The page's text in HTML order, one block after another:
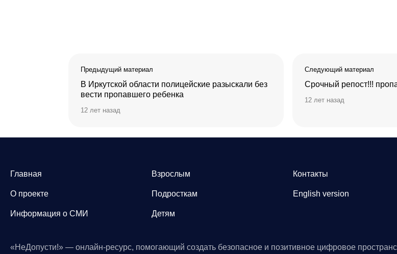
Предыдущий материал
В Иркутской области полицейские разыскали без
вести пропавшего ребенка
12 лет назад
Следующий материал
Срочный репост!!!
12 лет назад
Главная
О проекте
Информация о СМИ
Взрослым
Подросткам
Детям
Контакты
English version
«НеДопусти!» — онлайн-ресурс, помогающий создать безопасное и позитивное цифровое